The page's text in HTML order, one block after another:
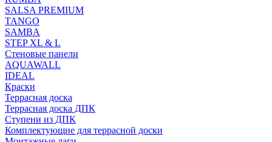
SALSA PREMIUM
TANGO
SAMBA
STEP XL & L
Стеновые панели
AQUAWALL
IDEAL
Краски
Террасная доска
Террасная доска ДПК
Ступени из ДПК
Комплектующие для террасной доски